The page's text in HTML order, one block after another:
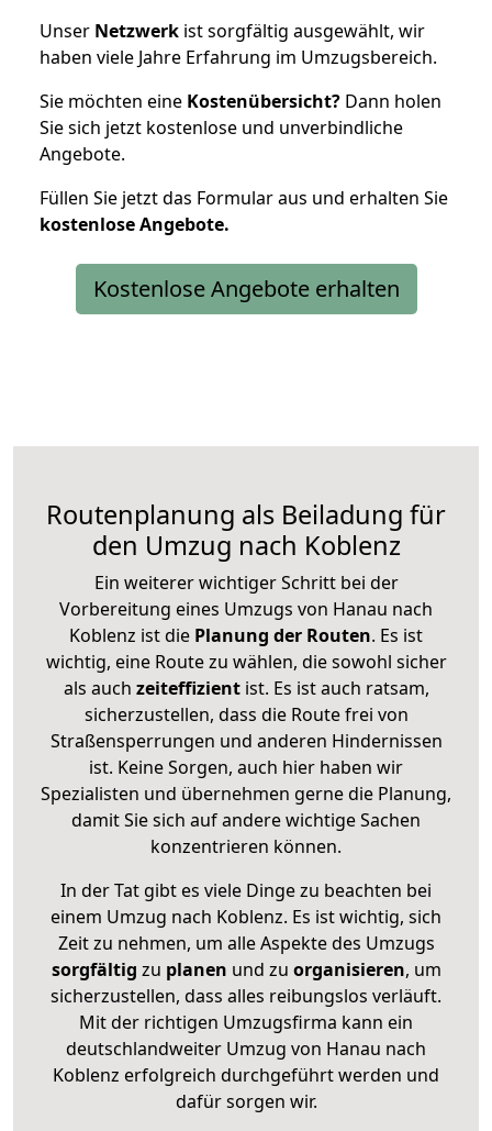
Unser Netzwerk ist sorgfältig ausgewählt, wir
haben viele Jahre Erfahrung im Umzugsbereich.
Sie möchten eine Kostenübersicht? Dann holen
Sie sich jetzt kostenlose und unverbindliche
Angebote.
Füllen Sie jetzt das Formular aus und erhalten Sie
kostenloseAngebote.
Kostenlose Angebote erhalten
Routenplanung als Beiladung für
den Umzug nach Koblenz
Ein weiterer wichtiger Schritt bei der
Vorbereitung eines Umzugs von Hanau nach
Koblenz ist die Planung der Routen. Es ist
wichtig, eine Route zu wählen, die sowohl sicher
als auch zeiteffizientist. Es ist auch ratsam,
sicherzustellen, dass die Route frei von
Straßensperrungen und anderen Hindernissen
ist. Keine Sorgen, auch hier haben wir
Spezialisten und übernehmen gerne die Planung,
damit Sie sich auf andere wichtige Sachen
konzentrieren können.
In der Tat gibt es viele Dinge zu beachten bei
einem Umzug nach Koblenz. Es ist wichtig, sich
Zeit zu nehmen, um alle Aspekte des Umzugs
sorgfältig zu planen und zu organisieren, um
sicherzustellen, dass alles reibungslos verläuft.
Mit der richtigen Umzugsfirma kann ein
deutschlandweiter Umzug von Hanau nach
Koblenz erfolgreich durchgeführt werden und
dafür sorgen wir.